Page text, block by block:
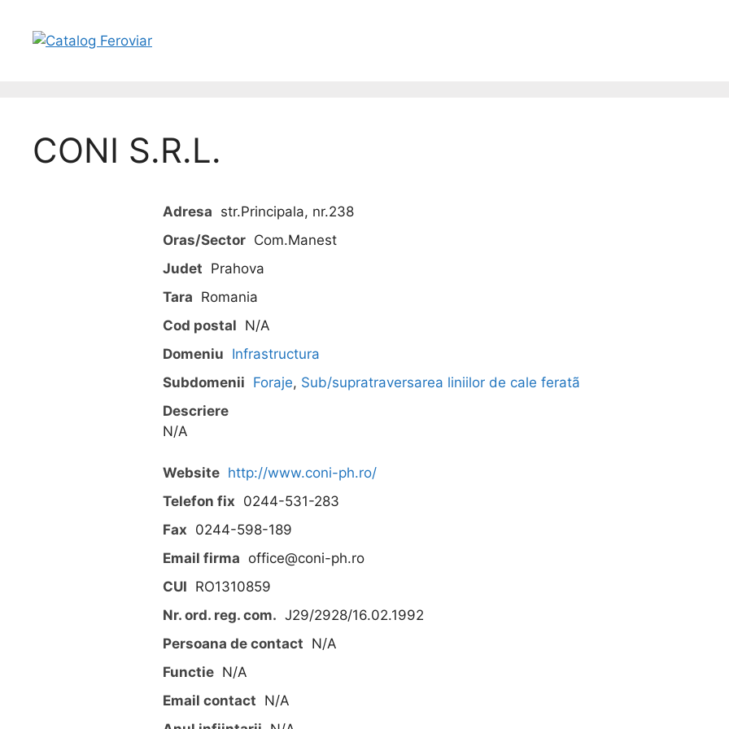
CONI S.R.L.
Adresa str.Principala, nr.238
Oras/Sector Com.Manest
Judet Prahova
Tara Romania
Cod postal N/A
Domeniu Infrastructura
Subdomenii Foraje, Sub/supratraversarea liniilor de cale feratã
Descriere
N/A
Website http://www.coni-ph.ro/
Telefon fix 0244-531-283
Fax 0244-598-189
Email firma office@coni-ph.ro
CUI RO1310859
Nr. ord. reg. com. J29/2928/16.02.1992
Persoana de contact N/A
Functie N/A
Email contact N/A